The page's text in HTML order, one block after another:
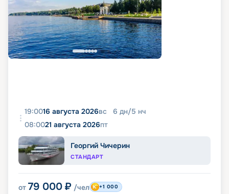
19:0016 августа 2026вс 6 дн/5 нч
08:0021 августа 2026пт
Георгий Чичерин
СТАНДАРТ
от 79 000 ₽ /чел +1 000